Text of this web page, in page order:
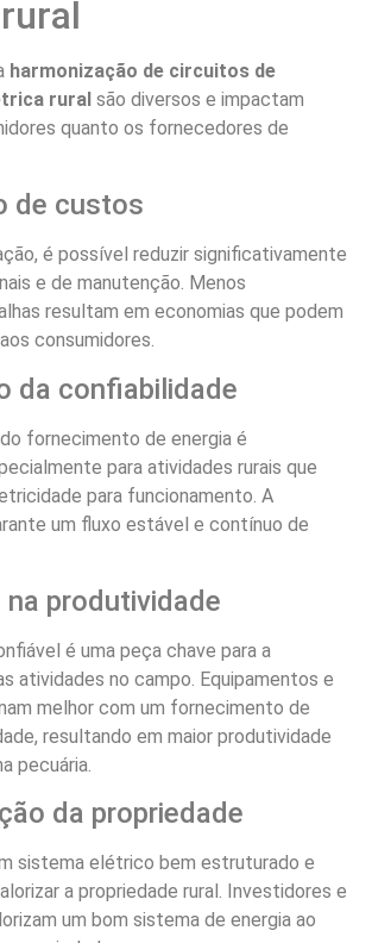
Horas
de
O que é harmonização de
circuitos de energia eólica?
circuitos de distribuição elétrica rural
para garantir a eficiência e a
de energia em áreas rurais.
ajustar e equilibrar as cargas
que a potência seja distribuída de
Com a crescente demanda por
rural, a harmonização se torna
sobrecargas e falhas elétricas,
pode resultar em menor
e em uma operação mais estável
beneficiando diretamente a produção